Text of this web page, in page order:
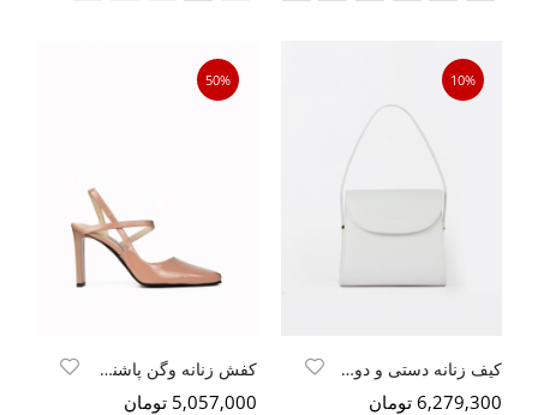
10%
کیف زنانه دستی و دوشی
6,279,300 تومان
50%
کفش زنانه وگن پاشنه بلند
5,057,000 تومان